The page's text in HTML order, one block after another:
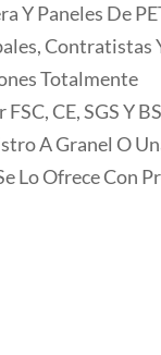
Y Paneles De
Contratistas
Totalmente
CE, SGS Y
A Granel O
Lo Ofrece Con